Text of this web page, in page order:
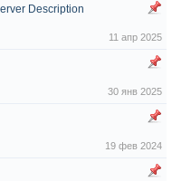
Description
11 апр 2025
30 янв 2025
19 фев 2024